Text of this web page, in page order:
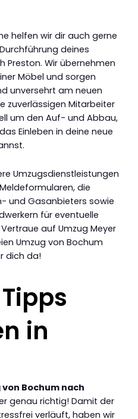
helfen wir dir auch gerne
deines
Preston. Wir übernehmen
Möbel und sorgen
unversehrt am neuen
zuverlässigen Mitarbeiter
um den Auf- und Abbau,
Einleben in deine neue
Umzugsdienstleistungen
die
und Gasanbieters sowie
für eventuelle
auf Umzug Meyer
Umzug von Bochum
dich da!
in
Bochum nach
genau richtig! Damit der
verläuft, haben wir